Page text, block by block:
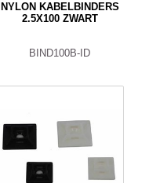
NYLON KABELBINDERS
2.5X100 ZWART
BIND100B-ID